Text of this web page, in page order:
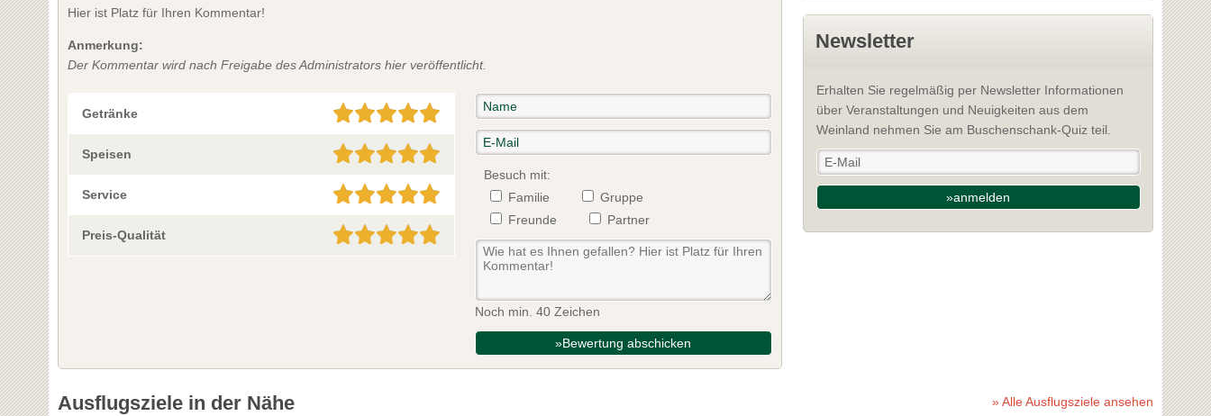
Hier ist Platz für Ihren Kommentar!
Anmerkung:
Der Kommentar wird nach Freigabe des Administrators hier veröffentlicht.
Getränke
Speisen
Service
Preis-Qualität
Besuch mit:
Familie
Gruppe
Freunde
Partner
Noch min. 40 Zeichen
»Bewertung abschicken
Newsletter
Erhalten Sie regelmäßig per Newsletter Informationen
über Veranstaltungen und Neuigkeiten aus dem
Weinland nehmen Sie am Buschenschank-Quiz teil.
»anmelden
Ausflugsziele in der Nähe » Alle Ausflugsziele ansehen